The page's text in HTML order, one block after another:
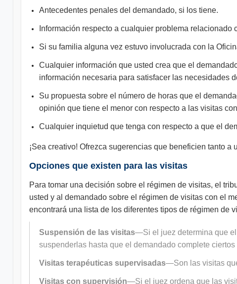
Antecedentes penales del demandado, si los tiene.
Información respecto a cualquier problema
Si su familia alguna vez estuvo involucrada con la
Cualquier información que usted crea que el
información necesaria para satisfacer las necesidades
Su propuesta sobre el número de horas que el
opinión que tiene el menor con respecto a las visitas
Cualquier inquietud que tenga con respecto a que el
¡Sea creativo! Ofrezca sugerencias que beneficien tanto a
Opciones que existen para las visitas
Para tomar una decisión sobre el régimen de visitas, el
usted y al demandado sobre el régimen de visitas con el
encontrará una lista de los diferentes tipos de régimen de
Suspensión de las visitas—Si el juez determina que el
suspenderlas hasta que el demandado complete
Visitas terapéuticas supervisadas—Son las visitas
Visitas con supervisión—Si el juez ordena que las